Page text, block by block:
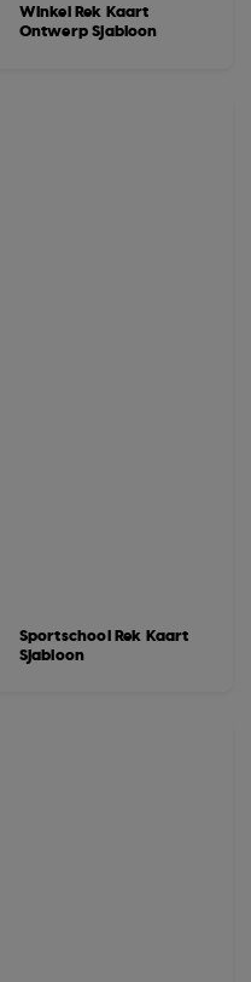
Winkel Rek Kaart
Ontwerp Sjabloon
Sportschool Rek Kaart
Sjabloon